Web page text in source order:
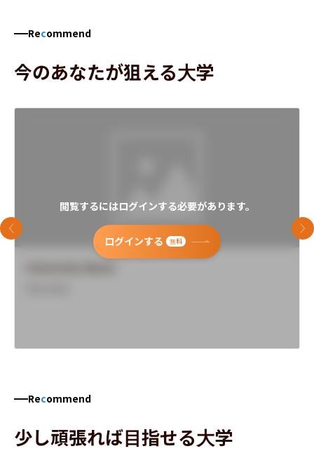
Recommend
今のあなたが狙える大学
閲覧するにはログインする必要があります。
ログインする 無料
前のスライド 次
Recommend
少し頑張れば目指せる大学